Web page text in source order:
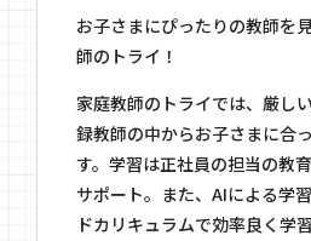
お子さまにぴったりの教師を
師のトライ！
家庭教師のトライでは、厳し
録教師の中からお子さまに合
す。学習は正社員の担当の教
サポート。また、AIによる学
ドカリキュラムで効率良く学